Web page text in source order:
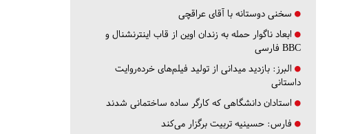
سخنی دوستانه با آقای عراقچی
ابعاد ناگوار حمله به زندان اوین از قاب اینترنشنال و
BBC فارسی
البرز: بازدید میدانی از تولید فیلم‌های خرده‌روایت
داستانی
استادان دانشگاهی که کارگر ساده ساختمانی شدند
فارس: حسینیه تربیت برگزار می‌کند